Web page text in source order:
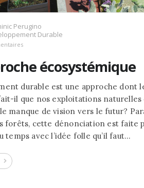
Perugino
Durable
écosystémique
durable est une approche dont
il que nos exploitations
manque de vision vers le futur?
forêts, cette dénonciation est faite
temps avec l’idée folle qu’il faut...